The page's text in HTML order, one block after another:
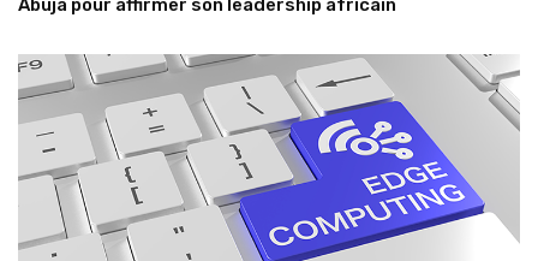
Abuja pour affirmer son leadership africain